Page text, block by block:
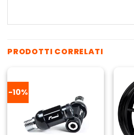
PRODOTTI CORRELATI
-10%